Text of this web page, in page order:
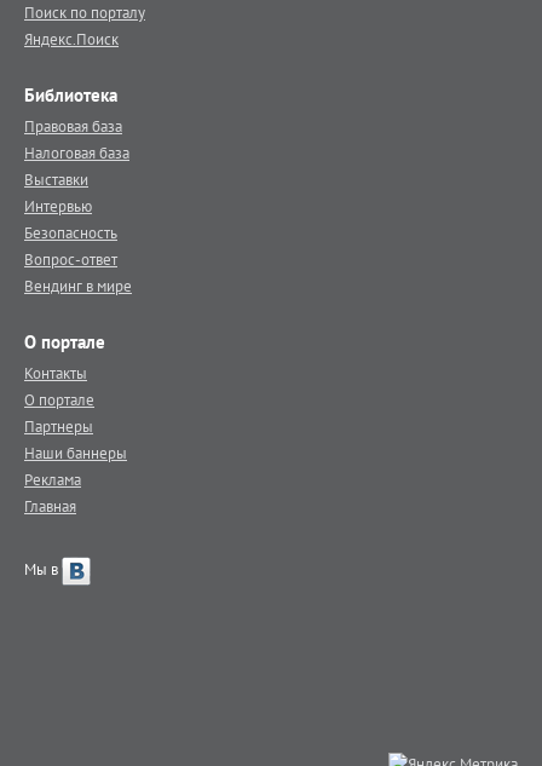
Поиск по порталу
Яндекс.Поиск
Библиотека
Правовая база
Налоговая база
Выставки
Интервью
Безопасность
Вопрос-ответ
Вендинг в мире
О портале
Контакты
О портале
Партнеры
Наши баннеры
Реклама
Главная
Мы в